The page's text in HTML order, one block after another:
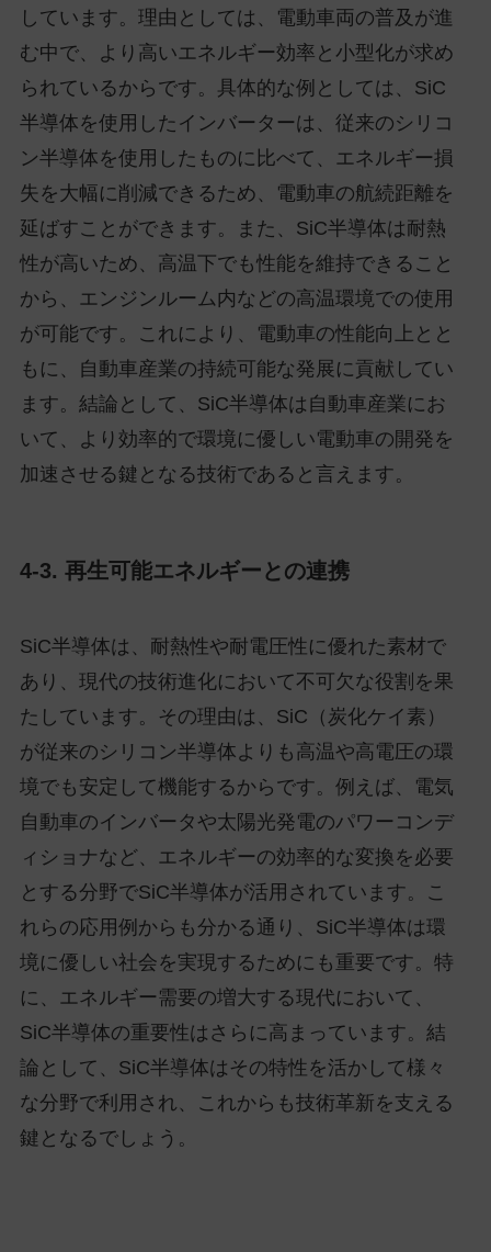
しています。理由としては、電動車両の普及が進
む中で、より高いエネルギー効率と小型化が求め
られているからです。具体的な例としては、SiC
半導体を使用したインバーターは、従来のシリコ
ン半導体を使用したものに比べて、エネルギー損
失を大幅に削減できるため、電動車の航続距離を
延ばすことができます。また、SiC半導体は耐熱
性が高いため、高温下でも性能を維持できること
から、エンジンルーム内などの高温環境での使用
が可能です。これにより、電動車の性能向上とと
もに、自動車産業の持続可能な発展に貢献してい
ます。結論として、SiC半導体は自動車産業にお
いて、より効率的で環境に優しい電動車の開発を
加速させる鍵となる技術であると言えます。
4-3. 再生可能エネルギーとの連携
SiC半導体は、耐熱性や耐電圧性に優れた素材で
あり、現代の技術進化において不可欠な役割を果
たしています。その理由は、SiC（炭化ケイ素）
が従来のシリコン半導体よりも高温や高電圧の環
境でも安定して機能するからです。例えば、電気
自動車のインバータや太陽光発電のパワーコンデ
ィショナなど、エネルギーの効率的な変換を必要
とする分野でSiC半導体が活用されています。こ
れらの応用例からも分かる通り、SiC半導体は環
境に優しい社会を実現するためにも重要です。特
に、エネルギー需要の増大する現代において、
SiC半導体の重要性はさらに高まっています。結
論として、SiC半導体はその特性を活かして様々
な分野で利用され、これからも技術革新を支える
鍵となるでしょう。